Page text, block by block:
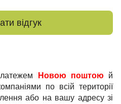
відгук
Новою поштою й
по всій території
або на вашу адресу зі